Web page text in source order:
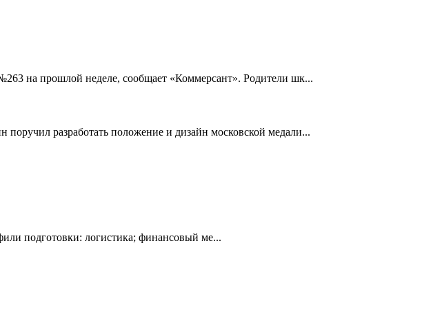
на прошлой неделе, сообщает «Коммерсант». Родители шк...
разработать положение и дизайн московской медали...
подготовки: логистика; финансовый ме...